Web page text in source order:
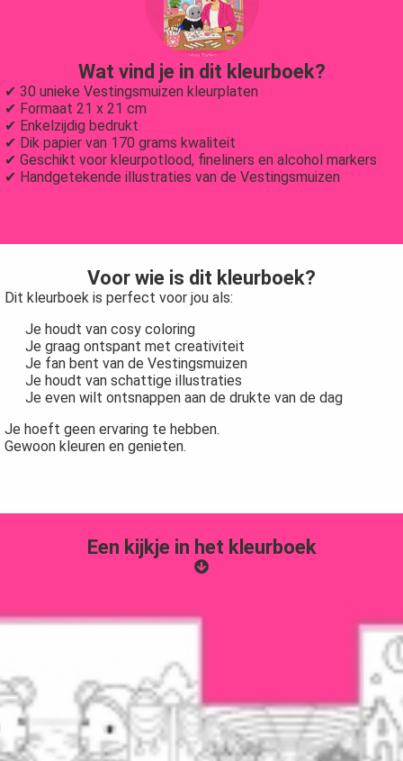
Wat vind je in dit kleurboek?
✔ 30 unieke Vestingsmuizen kleurplaten
✔ Formaat 21 x 21 cm
✔ Enkelzijdig bedrukt
✔ Dik papier van 170 grams kwaliteit
✔ Geschikt voor kleurpotlood, fineliners en alcohol markers
✔ Handgetekende illustraties van de Vestingsmuizen
Voor wie is dit kleurboek?
Dit kleurboek is perfect voor jou als:
Je houdt van cosy coloring
Je graag ontspant met creativiteit
Je fan bent van de Vestingsmuizen
Je houdt van schattige illustraties
Je even wilt ontsnappen aan de drukte van de dag
Je hoeft geen ervaring te hebben.
Gewoon kleuren en genieten.
Een kijkje in het kleurboek